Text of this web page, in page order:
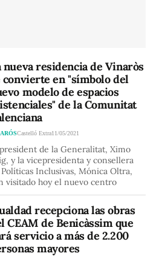
nueva residencia de Vinaròs
convierte en "símbolo del
modelo de espacios
de la Comunitat
Castelló Extra11/05/2021
de la Generalitat, Ximo
y la vicepresidenta y consellera
Inclusivas, Mónica Oltra,
visitado hoy el nuevo centro
recepciona las obras
CEAM de Benicàssim que
servicio a más de 2.200
mayores